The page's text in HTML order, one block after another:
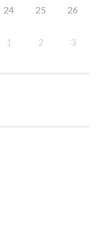
24 25 26
1 2 3